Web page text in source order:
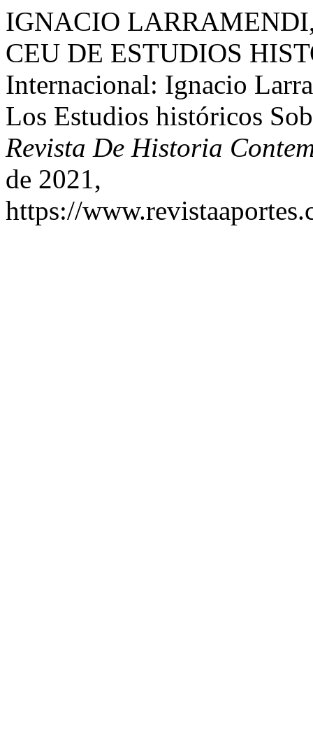
IGNACIO
CEU DE ESTUDIOS
Internacional: Ignacio
Los Estudios históricos
Revista De Historia
de 2021,
https://